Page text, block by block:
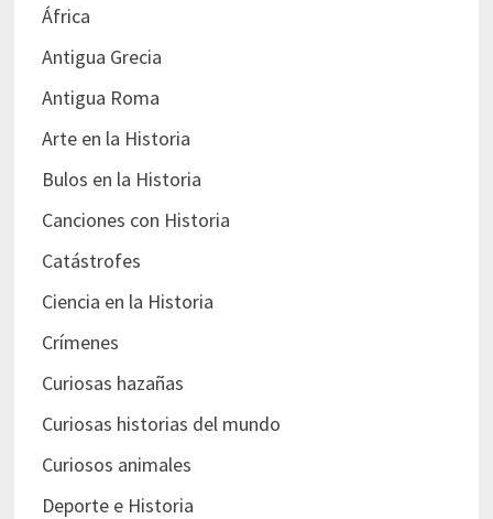
África
Antigua Grecia
Antigua Roma
Arte en la Historia
Bulos en la Historia
Canciones con Historia
Catástrofes
Ciencia en la Historia
Crímenes
Curiosas hazañas
Curiosas historias del mundo
Curiosos animales
Deporte e Historia